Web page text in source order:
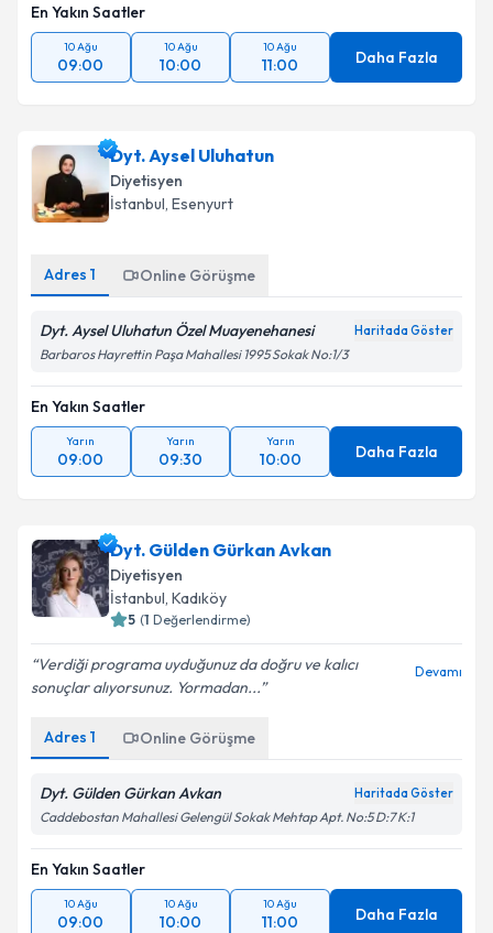
En Yakın Saatler
10 Ağu
09:00
10 Ağu
10:00
10 Ağu
11:00 Daha Fazla
Dyt. Aysel Uluhatun
Diyetisyen
İstanbul, Esenyurt
Adres 1 Online Görüşme
Dyt. Aysel Uluhatun Özel Muayenehanesi Haritada Göster
Barbaros Hayrettin Paşa Mahallesi 1995 Sokak No:1/3
En Yakın Saatler
Yarın
09:00
Yarın
09:30
Yarın
10:00 Daha Fazla
Dyt. Gülden Gürkan Avkan
Diyetisyen
İstanbul, Kadıköy
5 (1 Değerlendirme)
Verdiği programa uyduğunuz da doğru ve kalıcı
sonuçlar alıyorsunuz. Yormadan...
Devamı
Adres 1 Online Görüşme
Dyt. Gülden Gürkan Avkan Haritada Göster
Caddebostan Mahallesi Gelengül Sokak Mehtap Apt. No:5 D:7 K:1
En Yakın Saatler
10 Ağu
09:00
10 Ağu
10:00
10 Ağu
11:00 Daha Fazla